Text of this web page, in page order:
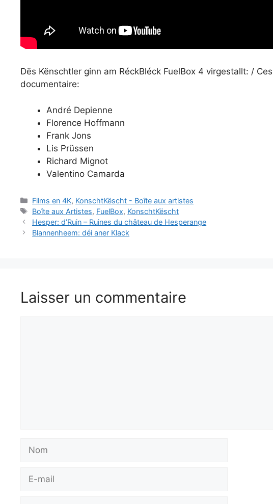
Dës Kënschtler ginn am RéckBléck FuelBox 4 virgestallt: /
documentaire:
André Depienne
Florence Hoffmann
Frank Jons
Lis Prüssen
Richard Mignot
Valentino Camarda
Catégories
Films en 4K, KonschtKëscht - Boîte aux artistes
Étiquettes
Boîte aux Artistes, FuelBox, KonschtKëscht
Hesper: d’Ruin – Ruines du château de Hesperange
Blannenheem: déi aner Klack
Laisser un commentaire
mail